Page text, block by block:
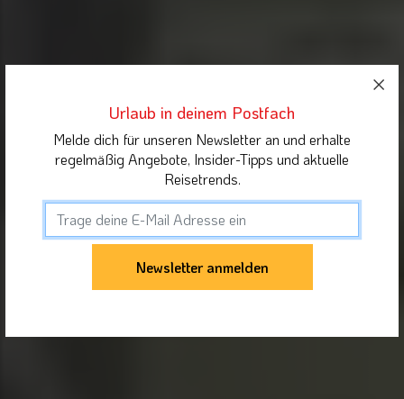
Urlaub in deinem Postfach
Melde dich für unseren Newsletter an und erhalte
regelmäßig Angebote, Insider-Tipps und aktuelle
Reisetrends.